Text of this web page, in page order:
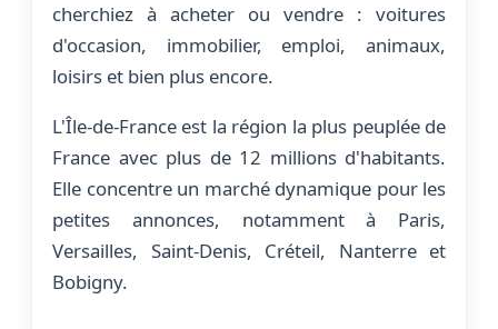
cherchiez à acheter ou vendre : voitures
d'occasion, immobilier, emploi, animaux,
loisirs et bien plus encore.
L'Île-de-France est la région la plus peuplée de
France avec plus de 12 millions d'habitants.
Elle concentre un marché dynamique pour les
petites annonces, notamment à Paris,
Versailles, Saint-Denis, Créteil, Nanterre et
Bobigny.